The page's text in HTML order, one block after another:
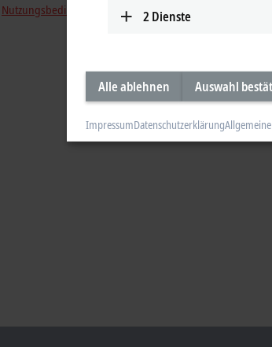
Nutzungsbedingungen 2 Dienste
Alle ablehnen Auswahl
ImpressumDatenschutzerklärung